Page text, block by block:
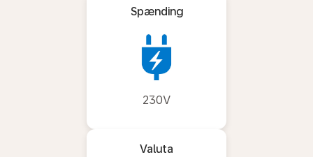
Spænding
230V
Valuta